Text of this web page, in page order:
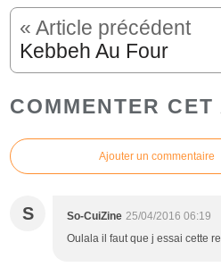
« Article précédent
Kebbeh Au Four
COMMENTER
Ajouter un commentaire
S So-CuiZine 25/04/2016 06:19
Oulala il faut que j essai cette